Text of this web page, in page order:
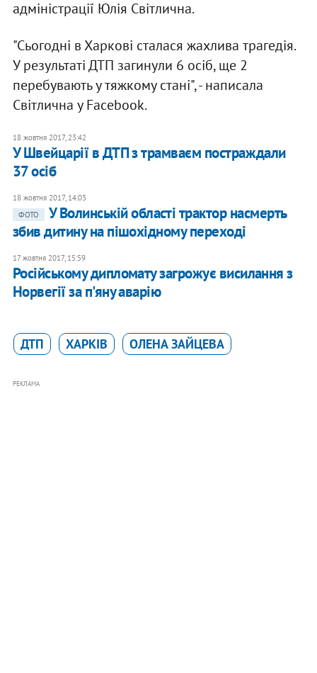
адміністрації Юлія Світлична.
"Сьогодні в Харкові сталася жахлива трагедія.
У результаті ДТП загинули 6 осіб, ще 2
перебувають у тяжкому стані", - написала
Світлична у Facebook.
18 жовтня 2017, 23:42
У Швейцарії в ДТП з трамваєм постраждали
37 осіб
18 жовтня 2017, 14:03
ФОТО
У Волинській області трактор насмерть
збив дитину на пішохідному переході
17 жовтня 2017, 15:59
Російському дипломату загрожує висилання з
Норвегії за п'яну аварію
ДТП ХАРКІВ ОЛЕНА ЗАЙЦЕВА
РЕКЛАМА